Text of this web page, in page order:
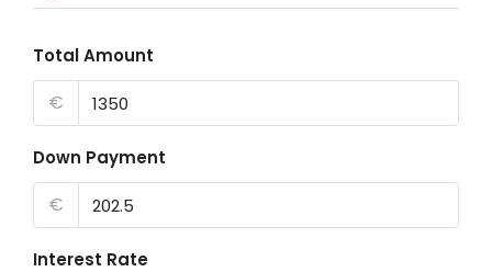
Total Amount
€
Down Payment
€
Interest Rate